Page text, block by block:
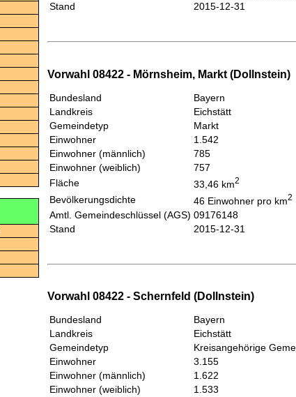
Stand
2015-12-31
Vorwahl 08422 - Mörnsheim, Markt (Dollnstein)
Bundesland
Bayern
Landkreis
Eichstätt
Gemeindetyp
Markt
Einwohner
1.542
Einwohner (männlich)
785
Einwohner (weiblich)
757
Fläche
33,46 km2
Bevölkerungsdichte 46 Einwohner pro km2
Amtl. Gemeindeschlüssel (AGS) 09176148
Stand
2015-12-31
Vorwahl 08422 - Schernfeld (Dollnstein)
Bundesland
Bayern
Landkreis
Eichstätt
Gemeindetyp
Kreisangehörige
Einwohner
3.155
Einwohner (männlich)
1.622
Einwohner (weiblich)
1.533